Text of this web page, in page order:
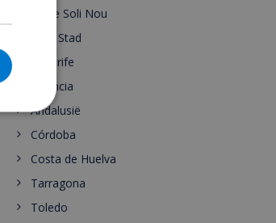
Torre Soli Nou
Ibiza Stad
Tenerife
Valencia
Andalusië
Córdoba
Costa de Huelva
Tarragona
Toledo